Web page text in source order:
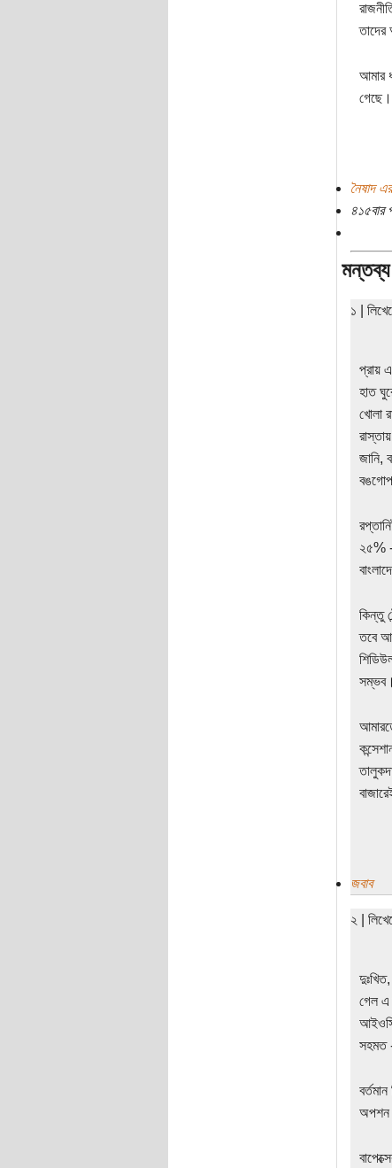
তাদের
আমার
নৈষাদ
৪১৫বার
মন্তব্য
১ |
প্রায়
হাত
খোলা
জানি,
২৫%
কিন্তু
তবে
সম্ভব।
জবাব
২ |
গেল এ
আইওসি
সহমত
অপশন